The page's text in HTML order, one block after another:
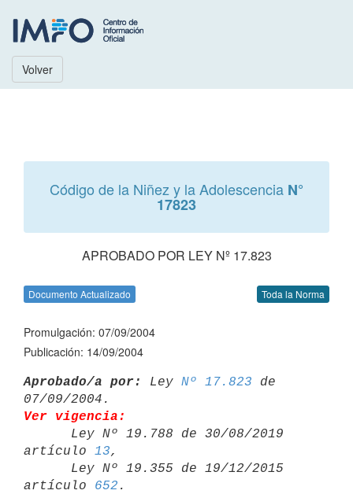
Volver
Código de la Niñez y la Adolescencia N°
17823
APROBADO POR LEY Nº 17.823
Documento Actualizado Toda la Norma
Promulgación: 07/09/2004
Publicación: 14/09/2004
Aprobado/a por: Ley Nº 17.823 de
Ver vigencia:
artículo 13,
artículo 652